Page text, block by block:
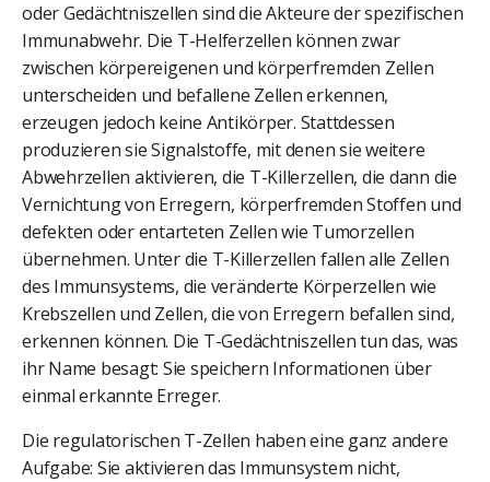
oder Gedächtniszellen sind die Akteure der spezifischen
Immunabwehr. Die T-Helferzellen können zwar
zwischen körpereigenen und körperfremden Zellen
unterscheiden und befallene Zellen erkennen,
erzeugen jedoch keine Antikörper. Stattdessen
produzieren sie Signalstoffe, mit denen sie weitere
Abwehrzellen aktivieren, die T-Killerzellen, die dann die
Vernichtung von Erregern, körperfremden Stoffen und
defekten oder entarteten Zellen wie Tumorzellen
übernehmen. Unter die T-Killerzellen fallen alle Zellen
des Immunsystems, die veränderte Körperzellen wie
Krebszellen und Zellen, die von Erregern befallen sind,
erkennen können. Die T-Gedächtniszellen tun das, was
ihr Name besagt: Sie speichern Informationen über
einmal erkannte Erreger.
Die regulatorischen T-Zellen haben eine ganz andere
Aufgabe: Sie aktivieren das Immunsystem nicht,